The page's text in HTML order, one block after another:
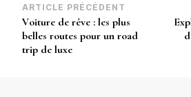
Navigation
d’article
ARTICLE PRÉCÉDENT
Voiture de rêve : les plus
belles routes pour un road
trip de luxe